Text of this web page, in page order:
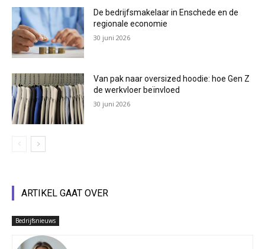
De bedrijfsmakelaar in Enschede en de
regionale economie
30 juni 2026
Van pak naar oversized hoodie: hoe Gen Z
de werkvloer beïnvloed
30 juni 2026
ARTIKEL GAAT OVER
Bedrijfsnieuws